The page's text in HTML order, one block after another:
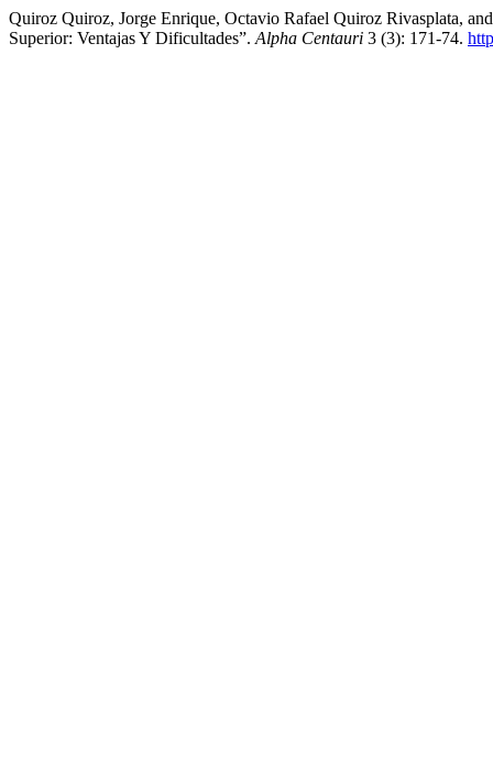
Quiroz Quiroz, Jorge Enrique, Octavio Rafael Quiroz Rivasplata,
Superior: Ventajas Y Dificultades”. Alpha Centauri 3 (3): 171-74.